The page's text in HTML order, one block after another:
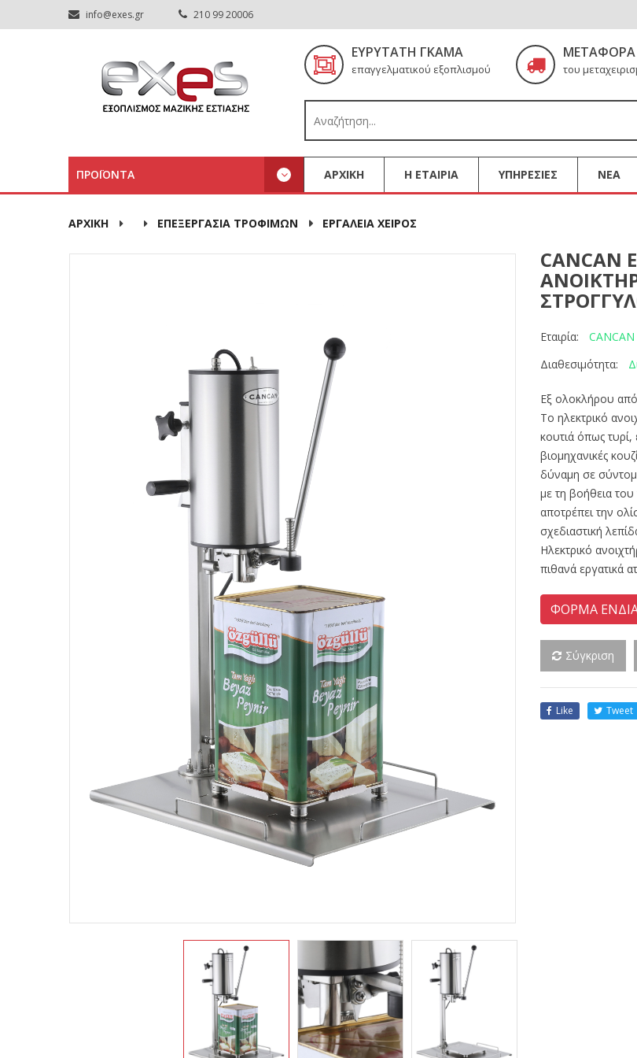
info@exes.gr 210 99 20006
ΕΥΡΎΤΑΤΗ ΓΚΆΜΑ
επαγγελματικού εξοπλισμού
ΜΕΤΑΦΟΡΆ
του
ΠΡΟΪΟΝΤΑ ΑΡΧΙΚΗ Η ΕΤΑΙΡΙΑ ΥΠΗΡΕΣΙΕΣ ΝΕΑ
ΑΡΧΙΚΉ ΕΠΕΞΕΡΓΑΣΙΑ ΤΡΟΦΙΜΩΝ ΕΡΓΑΛΕΙΑ ΧΕΙΡΟΣ
CANCAN
Εταιρία:
CANCAN
Διαθεσιμότητα:
Εξ ολοκλήρου
Το ηλεκτρικό
κουτιά όπως τυρί,
βιομηχανικές
δύναμη σε
με τη βοήθεια
αποτρέπει την
σχεδιαστική
Ηλεκτρικό
πιθανά εργατικά
ΦΟΡΜΑ
Σύγκριση
Like Tweet